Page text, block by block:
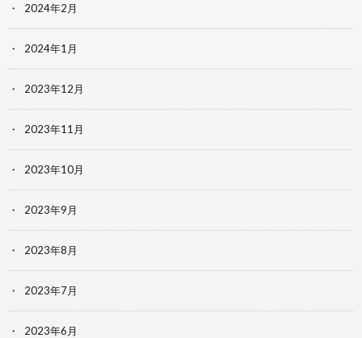
2024年2月
2024年1月
2023年12月
2023年11月
2023年10月
2023年9月
2023年8月
2023年7月
2023年6月